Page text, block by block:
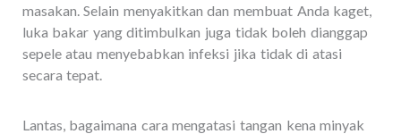
masakan. Selain menyakitkan dan membuat Anda kaget,
luka bakar yang ditimbulkan juga tidak boleh dianggap
sepele atau menyebabkan infeksi jika tidak di atasi
secara tepat.
Lantas, bagaimana cara mengatasi tangan kena minyak